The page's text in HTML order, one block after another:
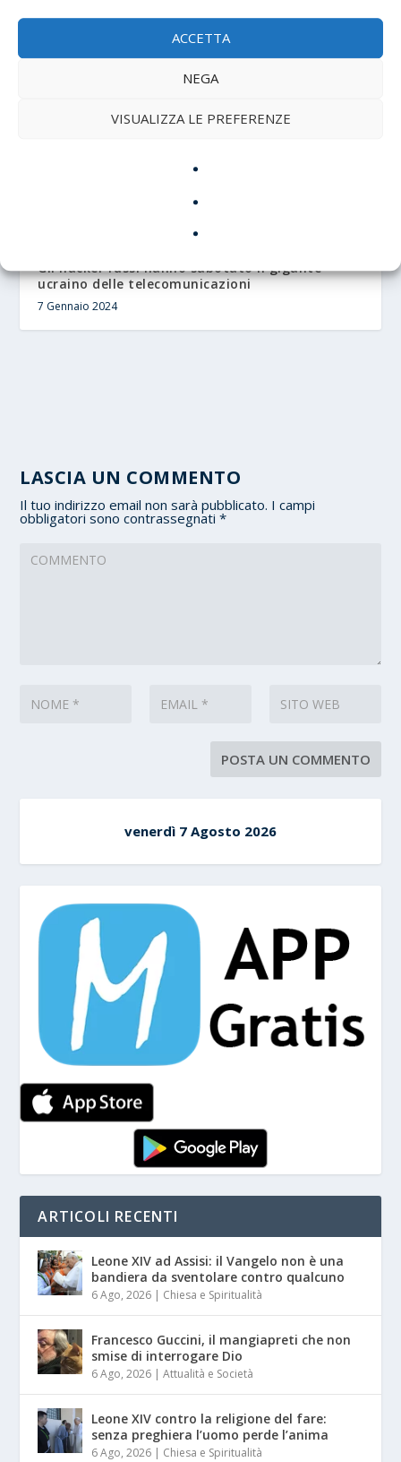
ACCETTA
NEGA
VISUALIZZA LE PREFERENZE
7 Agosto 2024
Gli hacker russi hanno sabotato il gigante
ucraino delle telecomunicazioni
7 Gennaio 2024
LASCIA UN COMMENTO
Il tuo indirizzo email non sarà pubblicato. I campi
obbligatori sono contrassegnati*
venerdì 7 Agosto 2026
ARTICOLI RECENTI
Leone XIV ad Assisi: il Vangelo non è una
bandiera da sventolare contro qualcuno
6 Ago, 2026 | Chiesa e Spiritualità
Francesco Guccini, il mangiapreti che non
smise di interrogare Dio
6 Ago, 2026 |Attualità e Società
Leone XIV contro la religione del fare:
senza preghiera l’uomo perde l’anima
6 Ago, 2026 | Chiesa e Spiritualità